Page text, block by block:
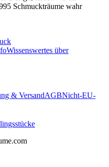
Schmuckträume wahr
Wissenswertes über
& VersandAGBNicht-EU-